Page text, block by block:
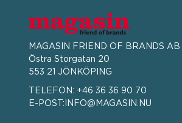
MAGASIN FRIEND OF BRANDS AB
Östra Storgatan 20
553 21 JÖNKÖPING
TELEFON: +46 36 36 90 70
E-POST: INFO@MAGASIN.NU